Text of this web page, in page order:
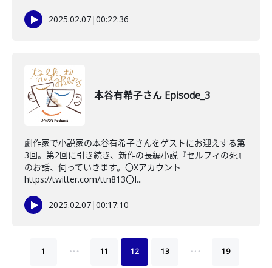
2025.02.07|00:22:36
本谷有希子さん Episode_3
劇作家で小説家の本谷有希子さんをゲストにお迎えする第
3回。第2回に引き続き、新作の長編小説『セルフィの死』
のお話、伺っていきます。〇Xアカウント
https://twitter.com/ttn813〇I...
2025.02.07|00:17:10
1 … 11 12 13 … 19